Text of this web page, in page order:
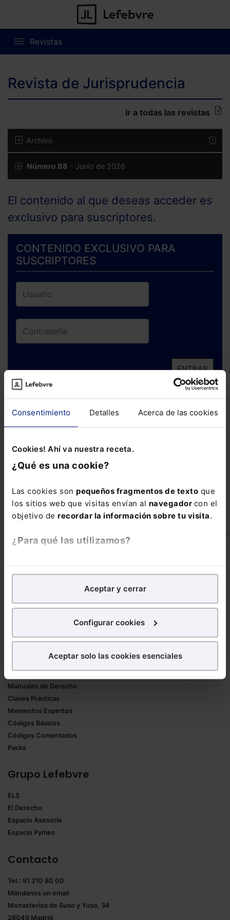
Consentimiento Detalles Acerca de las cookies
Cookies! Ahí va nuestra receta.
¿Qué es una cookie?
Las cookies son pequeños fragmentos de texto que
los sitios web que visitas envían al navegador con el
objetivo de recordar la información sobre tu visita.
¿Para qué las utilizamos?
analíticospara tratar demejorar tu experienciaen
nuestra página web. También con fines publicitarios,
para poder mostrarte publicidad y contenidos de tu
¿Qué puedes hacer?
experiencia en la web sea óptima
Puedesaceptar solo las esenciales
todas las cookies excepto aquellas imprescindibles.
También puedes
seleccionar solo aquellas que quieras permitir en tu
navegador. Si no seleccionas ninguna utilizaremos
las que sean indispensables para la navegación.
Saber más acerca de las cookies
Aceptar y cerrar
Configurar cookies
Aceptar solo las cookies esenciales
Revistas
Revista de Jurisprudencia
Ir a todas las revistas
Archivo
Número 88 - Junio de 2026
El contenido al que deseas acceder es
exclusivo para suscriptores.
CONTENIDO EXCLUSIVO PARA
SUSCRIPTORES
ENTRAR
¿Has olvidado tu contraseña?
Si todavía no te has suscrito, no pierdas
está oportunidad y adquiere tu acceso
con un25% de descuento
COMPRAR
Lefebvre
Trabaja con nosotros
Productos
Formularios Jurídicos
Manuales de Derecho
Claves Prácticas
Mementos Expertos
Códigos Básicos
Códigos Comentados
Packs
Grupo Lefebvre
ELS
El Derecho
Espacio Asesoría
Espacio Pymes
Contacto
Tel.: 91 210 80 00
Mándanos un email
Monasterios de Suso y Yuso, 34
28049 Madrid